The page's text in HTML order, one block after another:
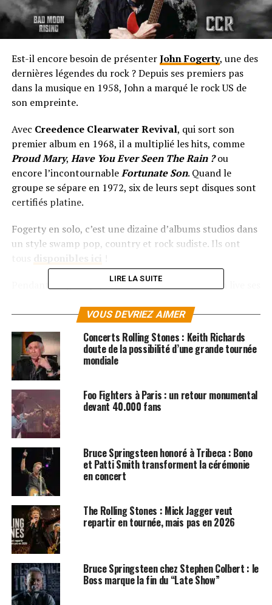
Est-il encore besoin de présenterJohn Fogerty, une des
dernières légendes du rock ? Depuis ses premiers pas
dans la musique en 1958, John a marqué le rock US de
son empreinte.
Avec Creedence Clearwater Revival, qui sort son
premier album en 1968, il a multiplié les hits, comme
Proud Mary, Have You Ever Seen The Rain ?ou
encore l’incontournableFortunate Son. Quand le
groupe se sépare en 1972, six de leurs sept disques sont
certifiés platine.
Fogerty en solo, c’est une dizaine d’albums studios dans
un style swamp pop, country et rock sudiste. Ils ont
Pendant longtemps, Fogerty a refusé de jouer en live ses
son grand retour pour une série de concerts qui passe
par la Seine Musicale, «
En compagnie de ses deux fils Tyler et Shane, John va
nous régaler avec le répertoire classique de
Clearwater Revival
exceptionnel !
RÉSERVER VOS BILLETS
SUJETS ASSOCIÉS: BRUCE SPRINGSTEEN
FOO FIGHTERS
THE ROLLING STONES
LIRE LA SUITE
VOUS DEVRIEZ AIMER
Concerts Rolling Stones : Keith Richards
doute de la possibilité d’une grande tournée
mondiale
Foo Fighters à Paris : un retour monumental
devant 40.000 fans
Bruce Springsteen honoré à Tribeca : Bono
et Patti Smith transforment la cérémonie
en concert
The Rolling Stones : Mick Jagger veut
repartir en tournée, mais pas en 2026
Bruce Springsteen chez Stephen Colbert : le
Boss marque la fin du “Late Show”